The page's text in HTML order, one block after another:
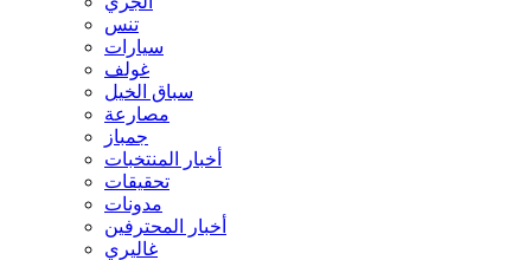
تنس
سيارات
غولف
سباق الخيل
مصارعة
جمباز
أخبار المنتخبات
تحقيقات
مدونات
أخبار المحترفين
غاليري